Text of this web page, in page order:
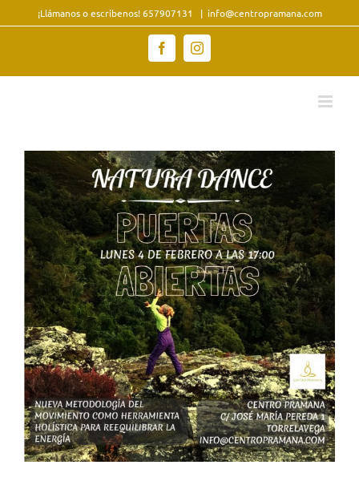
al
¡Llámanos o escribenos! 657907131 | info@centropramana.com
FacebookInstagram
imagen
más
grande